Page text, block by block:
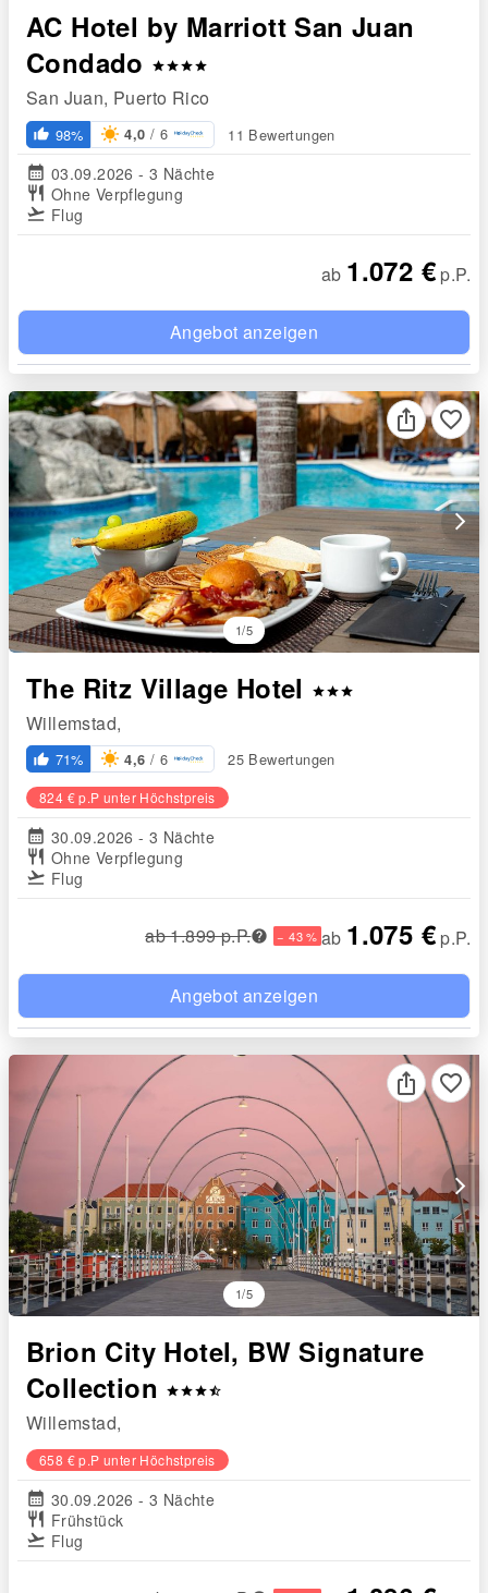
AC Hotel by Marriott San Juan
Condado
starstarstarstar
San Juan, Puerto Rico
thumb_up_alt 98% 4,0 / 6 11 Bewertungen
calendar_month 03.09.2026 - 3 Nächte
restaurant Ohne Verpflegung
flight_takeoff Flug
ab 1.072 € p.P.
Angebot anzeigen
arrow_forward_ios
1/5
favorite_border
The Ritz Village Hotel starstarstar
Willemstad,
thumb_up_alt 71% 4,6 / 6 25 Bewertungen
824 € p.P unter Höchstpreis
calendar_month 30.09.2026 - 3 Nächte
restaurant Ohne Verpflegung
flight_takeoff Flug
ab 1.899 p.P. − 43 % ab 1.075 € p.P.
Angebot anzeigen
arrow_forward_ios
1/5
favorite_border
Brion City Hotel, BW Signature
Collection
starstarstarstar_half
Willemstad,
658 € p.P unter Höchstpreis
calendar_month 30.09.2026 - 3 Nächte
restaurant Frühstück
flight_takeoff Flug